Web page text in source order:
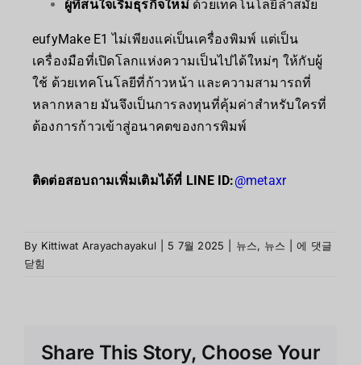
ผู้ที่สนใจเริ่มธุรกิจใหม่ด้วยเทคโนโลยีล้ำสมัย
eufyMake E1 ไม่เพียงแค่เป็นเครื่องพิมพ์ แต่เป็น
เครื่องมือที่เปิดโลกแห่งความเป็นไปได้ใหม่ๆ ให้กับผู้
ใช้ ด้วยเทคโนโลยีที่ก้าวหน้า และความสามารถที่
หลากหลาย มันจึงเป็นการลงทุนที่คุ้มค่าสำหรับใครที่
ต้องการก้าวเข้าสู่อนาคตของการพิมพ์
ติดต่อสอบถามเพิ่มเติมได้ที่ LINE ID:@metaxr
By Kittiwat Arayachayakul 5 7월 2025 뉴스, 뉴스
에 댓글
닫힘
Share This Story, Choose Your